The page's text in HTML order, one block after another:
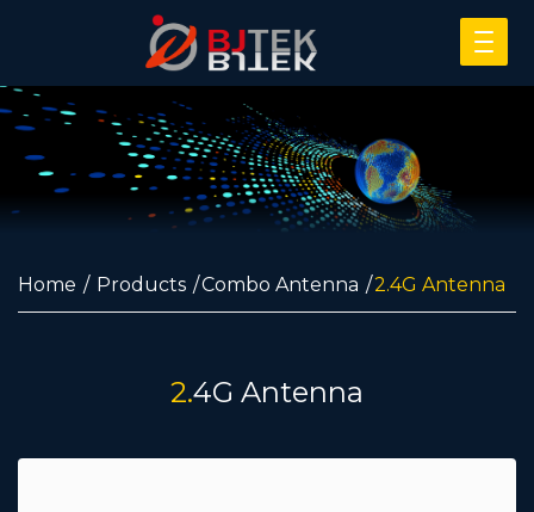
Home Products Combo Antenna 2.4G Antenna
2.4G Antenna